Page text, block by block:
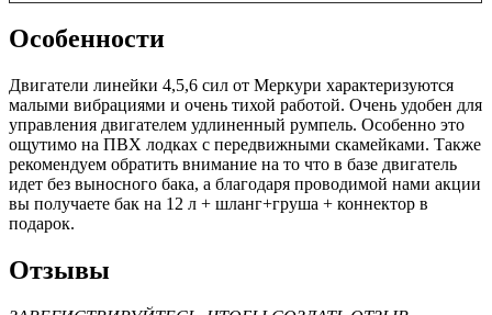
Особенности
Двигатели линейки 4,5,6 сил от Меркури характеризуются
малыми вибрациями и очень тихой работой. Очень удобен для
управления двигателем удлиненный румпель. Особенно это
ощутимо на ПВХ лодках с передвижными скамейками. Также
рекомендуем обратить внимание на то что в базе двигатель
идет без выносного бака, а благодаря проводимой нами акции
вы получаете бак на 12 л + шланг+груша + коннектор в
подарок.
Отзывы